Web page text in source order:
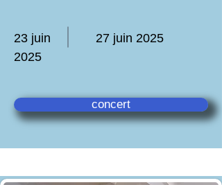
23 juin
2025
27 juin 2025
concert